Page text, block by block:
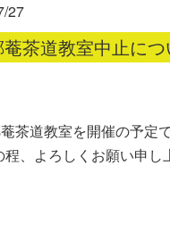
27
茶道教室中止につ
茶道教室を開催の予定
、よろしくお願い申し